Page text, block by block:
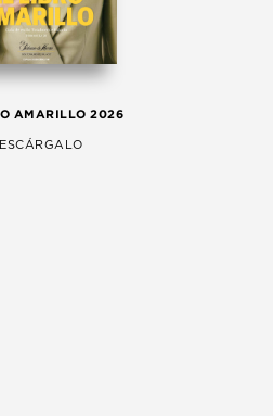
AMARILLO 2026